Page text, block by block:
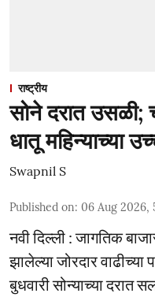
राष्ट्रीय
सोने दरात उसळी;
धातू महिन्याच्या
Swapnil S
Published on: 06 Aug 2026,
नवी दिल्ली : जागतिक
झालेल्या जोरदार वाढीच्या
बुधवारी सोन्याच्या दरात